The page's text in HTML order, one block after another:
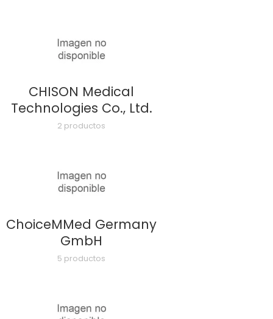
CHISON Medical
Technologies Co., Ltd.
2 productos
ChoiceMMed Germany
GmbH
5 productos